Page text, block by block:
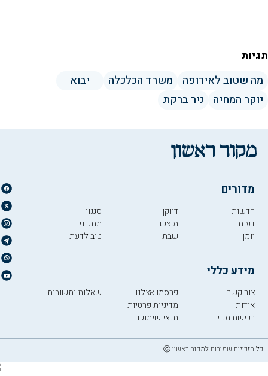
תגיות
מה שטוב לאירופה משרד הכלכלה
יבוא
יוקר המחיה
ניר ברקת
מדורים
חדשות
דעות
יומן
דיוקן
מוצש
שבת
סגנון
מתכונים
טוב לדעת
מידע כללי
צור קשר
אודות
רכישת מנוי
פרסמו אצלנו
מדיניות פרטיות
תנאי שימוש
שאלות ותשובות
כל הזכויות שמורות למקור ראשון ⓒ